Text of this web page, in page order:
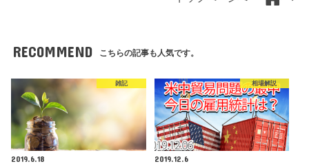
RECOMMEND こちらの記事も人気です。
雑記
2019.6.18
相場解説
2019.12.6